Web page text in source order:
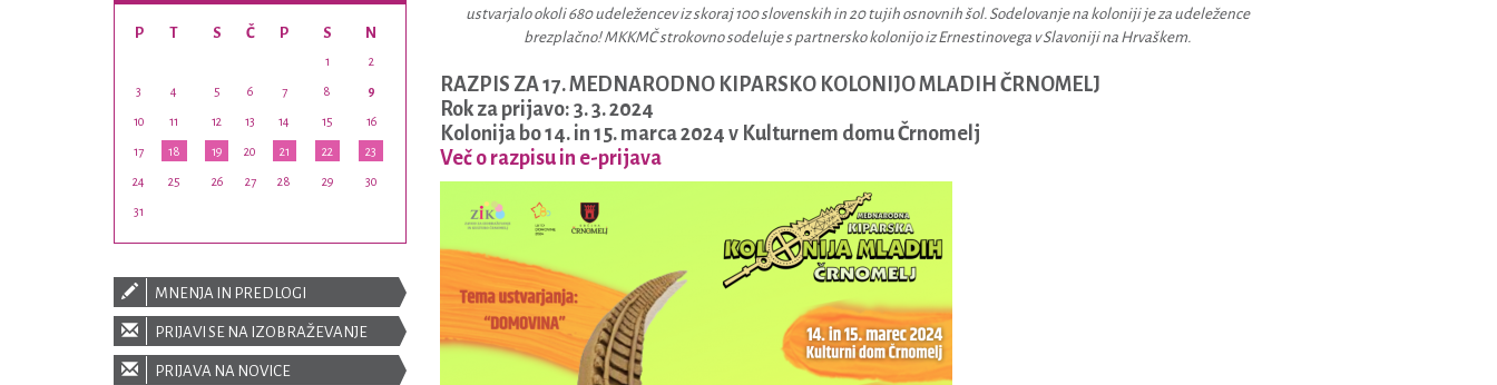
ustvarjalo okoli 680 udeležencev iz skoraj 100 slovenskih in 20 tujih osnovnih šol. Sodelovanje na koloniji je za udeležence
brezplačno! MKKMČ strokovno sodeluje s partnersko kolonijo iz Ernestinovega v Slavoniji na Hrvaškem.
RAZPIS ZA 17. MEDNARODNO KIPARSKO KOLONIJO MLADIH ČRNOMELJ
Rok za prijavo: 3. 3. 2024
Kolonija bo 14. in 15. marca 2024 v Kulturnem domu Črnomelj
Več o razpisu in e-prijava
P T S Č P S N
1 2
3 4 5 6 7 8 9
10 11 12 13 14 15 16
17 18 19 20 21 22 23
24 25 26 27 28 29 30
31
MNENJA IN PREDLOGI
PRIJAVI SE NA IZOBRAŽEVANJE
PRIJAVA NA NOVICE